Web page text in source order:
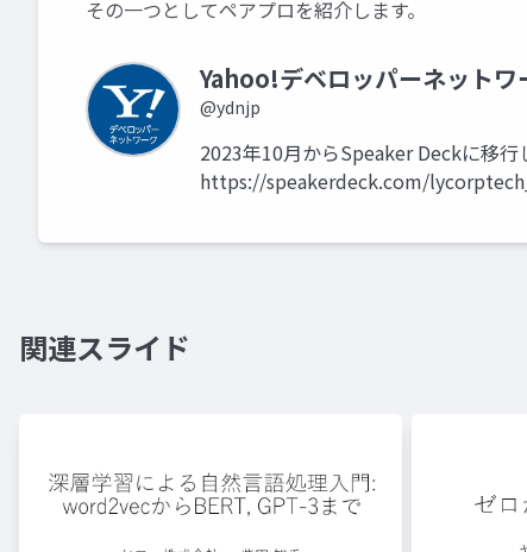
その一つとしてペアプロを紹介します。
Yahoo!デベロッパーネットワ
@ydnjp
2023年10月からSpeaker Deckに移行
https://speakerdeck.com/
関連スライド